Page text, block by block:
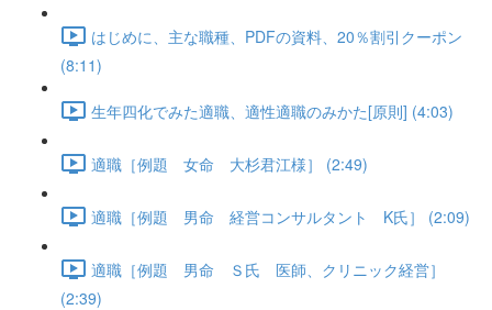
はじめに、主な職種、PDFの資料、20％割引クーポン
(8:11)
生年四化でみた適職、適性適職のみかた[原則] (4:03)
適職［例題 女命 大杉君江様］ (2:49)
適職［例題 男命 経営コンサルタント K氏］ (2:09)
適職［例題 男命 Ｓ氏 医師、クリニック経営］
(2:39)